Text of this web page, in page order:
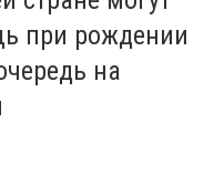
при рождении
на